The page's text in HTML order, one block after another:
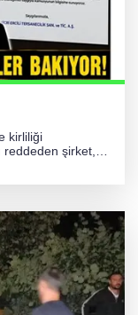
kirliliği
reddeden şirket,